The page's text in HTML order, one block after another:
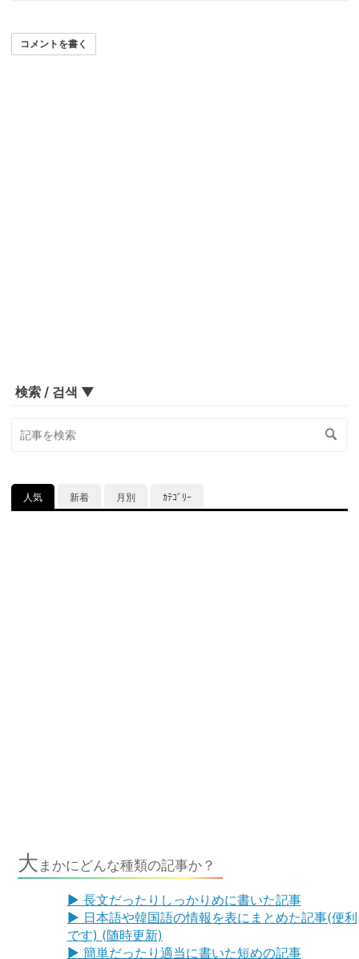
コメントを書く
検索 / 검색 ▼
人気 新着 月別 ｶﾃｺﾞﾘｰ
大 まかにどんな種類の記事か？
▶ 長文だったりしっかりめに書いた記事
▶ 日本語や韓国語の情報を表にまとめた記事(便利
です) (随時更新)
▶ 簡単だったり適当に書いた短めの記事